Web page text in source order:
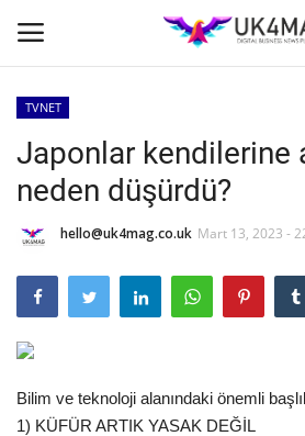
Ana Sayfa
TVNET
TOPLUM
İş Platformu
Londra
TVNET
Japonlar kendilerine
neden düşürdü?
hello@uk4mag.co.uk Mart 13, 2023 -
Bilim ve teknoloji alanındaki önemli
1) KÜFÜR ARTIK YASAK DEĞİL